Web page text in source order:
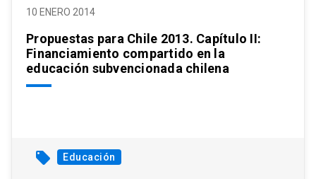
10 ENERO 2014
Propuestas para Chile 2013. Capítulo II:
Financiamiento compartido en la
educación subvencionada chilena
local_offer Educación